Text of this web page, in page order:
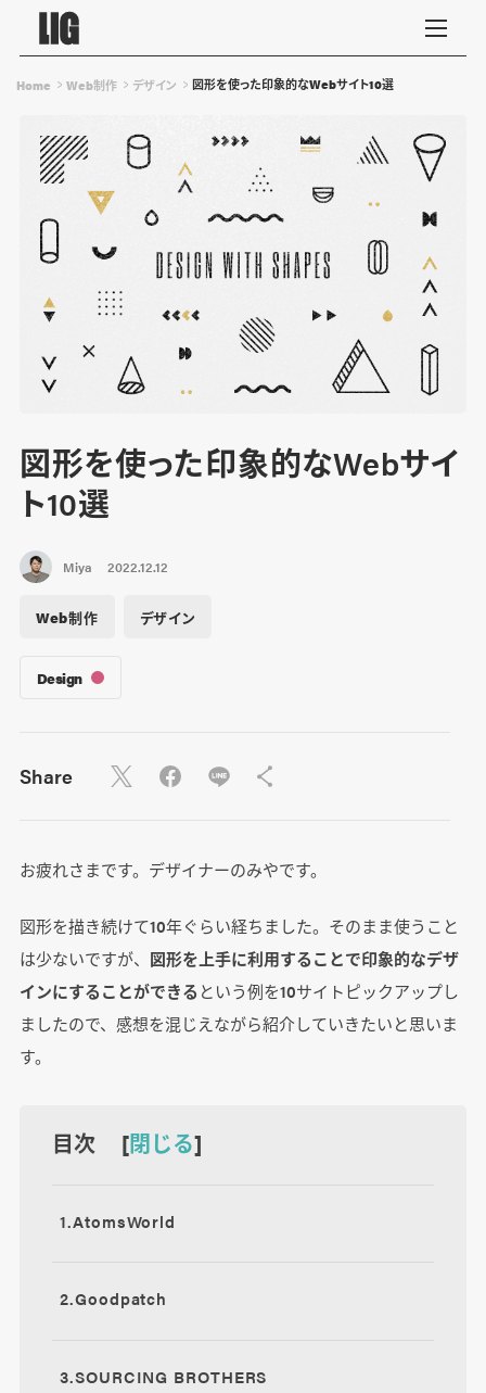
Home Web制作 デザイン 図形を使った印象的なWebサイト10選
図形を使った印象的なWebサイ
ト10選
Miya 2022.12.12
Web制作 デザイン
Design
Share
お疲れさまです。デザイナーのみやです。
図形を描き続けて10年ぐらい経ちました。そのまま使うこと
は少ないですが、 図形を上手に利用することで印象的なデザ
インにすることができる という例を10サイトピックアップし
ましたので、感想を混じえながら紹介していきたいと思いま
す。
目次 [閉じる]
1.AtomsWorld
2.Goodpatch
3.SOURCING BROTHERS